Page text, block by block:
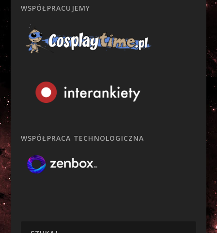
WSPÓŁPRACUJEMY
WSPÓŁPRACA TECHNOLOGICZNA